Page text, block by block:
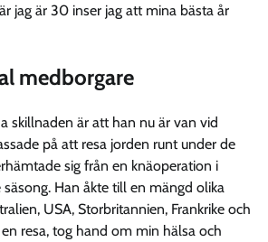
jag är 30 inser jag att mina bästa år
medborgare
skillnaden är att han nu är van vid
på att resa jorden runt under de
sig från en knäoperation i
Han åkte till en mängd olika
USA, Storbritannien, Frankrike och
en resa, tog hand om min hälsa och